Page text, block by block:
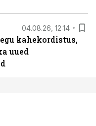
04.08.26, 12:14
kahekordistus,
uued